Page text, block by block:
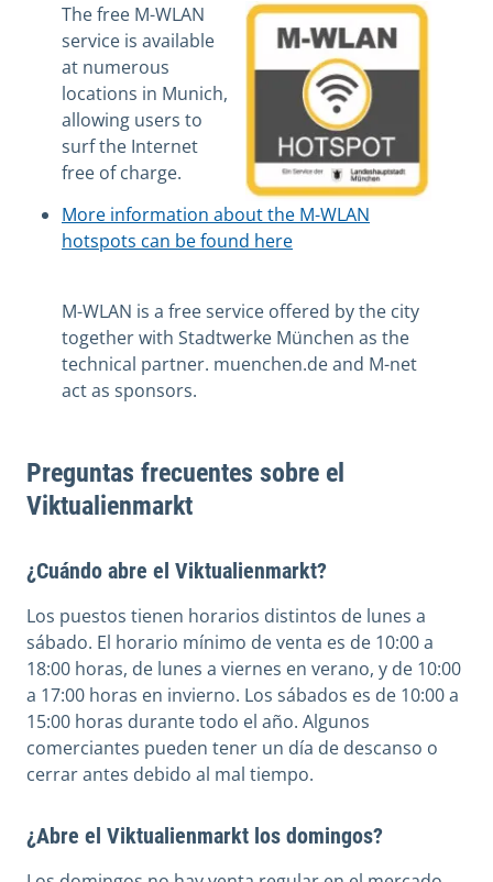
The free M-WLAN
service is available
at numerous
locations in Munich,
allowing users to
surf the Internet
free of charge.
More information about the M-WLAN
hotspots can be found here
M-WLAN is a free service offered by the city
together with Stadtwerke München as the
technical partner. muenchen.de and M-net
act as sponsors.
Preguntas frecuentes sobre el
Viktualienmarkt
¿Cuándo abre el Viktualienmarkt?
Los puestos tienen horarios distintos de lunes a
sábado. El horario mínimo de venta es de 10:00 a
18:00 horas, de lunes a viernes en verano, y de 10:00
a 17:00 horas en invierno. Los sábados es de 10:00 a
15:00 horas durante todo el año. Algunos
comerciantes pueden tener un día de descanso o
cerrar antes debido al mal tiempo.
¿Abre el Viktualienmarkt los domingos?